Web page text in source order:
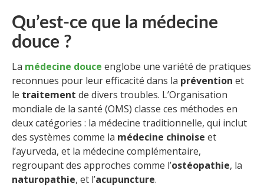
Qu’est-ce que la médecine
douce ?
La médecine douce englobe une variété de pratiques
reconnues pour leur efficacité dans la prévention et
le traitement de divers troubles. L’Organisation
mondiale de la santé (OMS) classe ces méthodes en
deux catégories : la médecine traditionnelle, qui inclut
des systèmes comme la médecine chinoise et
l’ayurveda, et la médecine complémentaire,
regroupant des approches comme l’ostéopathie, la
naturopathie, et l’acupuncture.